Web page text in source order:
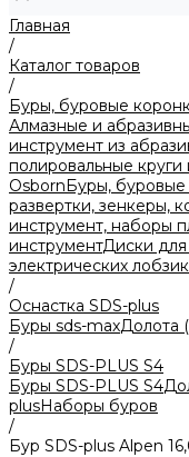
Главная
/
Каталог товаров
/
Буры, буровые
Алмазные и
инструмент из
полировальные круги
OsbornБуры, буровые
развертки, зенкеры,
инструмент, наборы
инструментДиски для
электрических
/
Оснастка SDS-plus
Буры sds-maxДолота
/
Буры SDS-PLUS S4
Буры SDS-PLUS S4
plusНаборы буров
/
Бур SDS-plus Alpen